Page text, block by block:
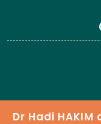
Dr Hadi HAKIM